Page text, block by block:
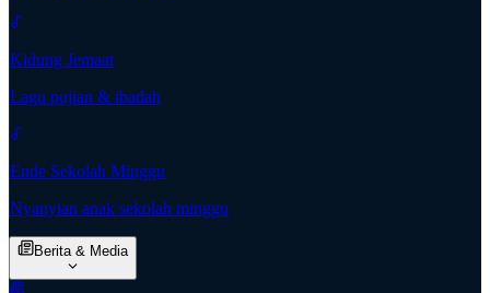
Kidung Jemaat
Lagu pujian & ibadah
Ende Sekolah Minggu
Nyanyian anak sekolah minggu
Berita & Media